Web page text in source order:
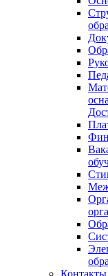
Контакты